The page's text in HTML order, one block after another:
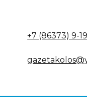
+7 (86373) 9-